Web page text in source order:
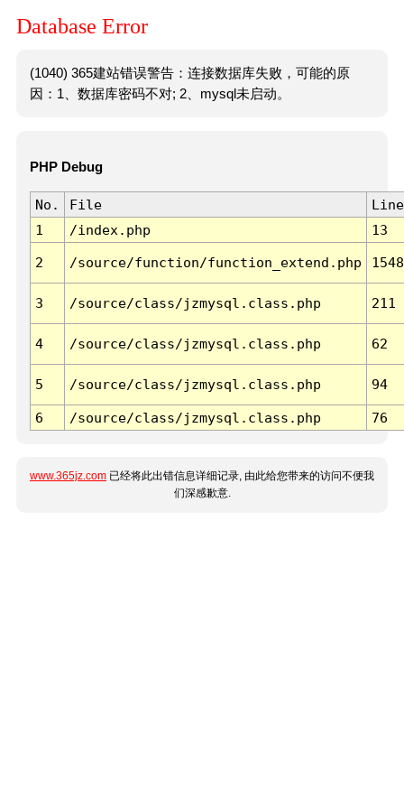
Database Error
(1040) 365建站错误警告：连接数据库失败，可能的原
因：1、数据库密码不对; 2、mysql未启动。
PHP Debug
No. File
Line
1
/index.php 13
2 /source/function/function_extend.php 1548
3 /source/class/jzmysql.class.php 211
4 /source/class/jzmysql.class.php 62
5 /source/class/jzmysql.class.php 94
6 /source/class/jzmysql.class.php 76
www.365jz.com 已经将此出错信息详细记录, 由此给您带来的访问不便我
们深感歉意.